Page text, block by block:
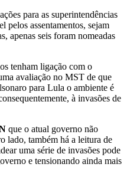
para as superintendências
pelos assentamentos, sejam
apenas seis foram nomeadas
tenham ligação com o
avaliação no MST de que
para Lula o ambiente é
à invasões de
que o atual governo não
lado, também há a leitura de
uma série de invasões pode
e tensionando ainda mais